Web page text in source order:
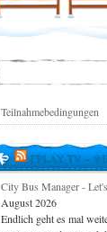
Teilnahmebedingungen
EPLAY TV –
City Bus Manager -
August 2026
Endlich geht es mal